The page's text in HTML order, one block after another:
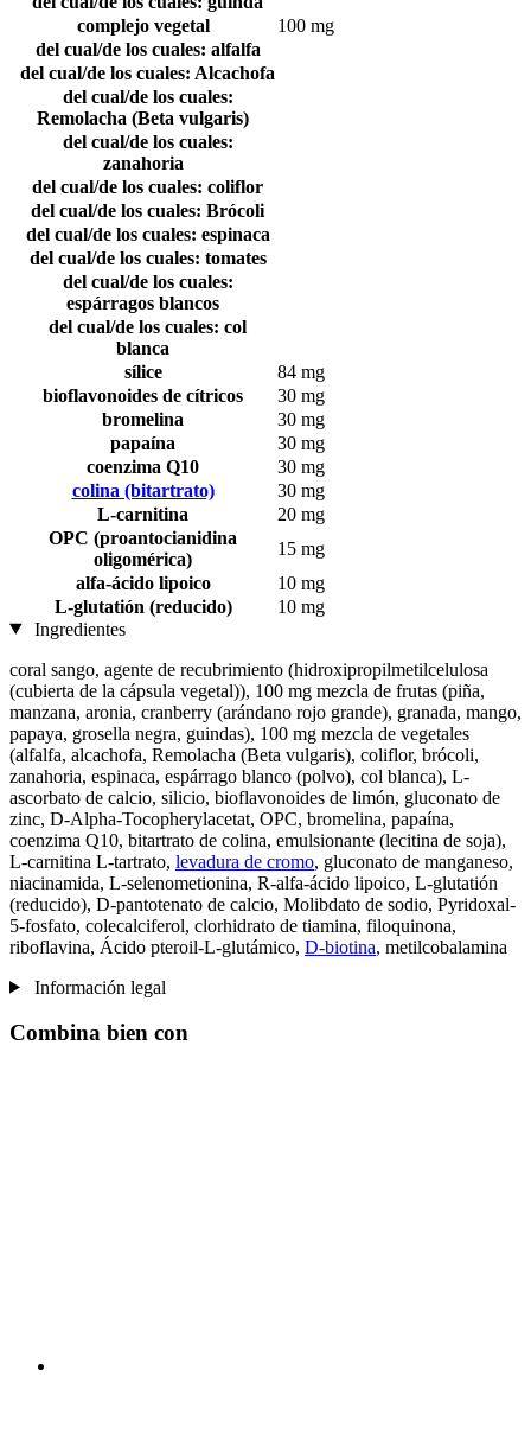
complejo vegetal
100 mg
del cual/de los cuales: alfalfa
del cual/de los cuales: Alcachofa
del cual/de los cuales:
Remolacha (Beta vulgaris)
del cual/de los cuales:
zanahoria
del cual/de los cuales: coliflor
del cual/de los cuales: Brócoli
del cual/de los cuales: espinaca
del cual/de los cuales: tomates
del cual/de los cuales:
espárragos blancos
del cual/de los cuales: col
blanca
sílice
84 mg
bioflavonoides de cítricos
30 mg
bromelina
30 mg
papaína
30 mg
coenzima Q10
30 mg
colina (bitartrato)
30 mg
L-carnitina
20 mg
OPC (proantocianidina
oligomérica)
15 mg
alfa-ácido lipoico
10 mg
L-glutatión (reducido)
10 mg
Ingredientes
coral sango, agente de recubrimiento (hidroxipropilmetilcelulosa
(cubierta de la cápsula vegetal)), 100 mg mezcla de frutas (piña,
manzana, aronia, cranberry (arándano rojo grande), granada, mango,
papaya, grosella negra, guindas), 100 mg mezcla de vegetales
(alfalfa, alcachofa, Remolacha (Beta vulgaris), coliflor, brócoli,
zanahoria, espinaca, espárrago blanco (polvo), col blanca), L-
ascorbato de calcio, silicio, bioflavonoides de limón, gluconato de
zinc, D-Alpha-Tocopherylacetat, OPC, bromelina, papaína,
coenzima Q10, bitartrato de colina, emulsionante (lecitina de soja),
L-carnitina L-tartrato, levadura de cromo, gluconato de manganeso,
niacinamida, L-selenometionina, R-alfa-ácido lipoico, L-glutatión
(reducido), D-pantotenato de calcio, Molibdato de sodio, Pyridoxal-
5-fosfato, colecalciferol, clorhidrato de tiamina, filoquinona,
riboflavina, Ácido pteroil-L-glutámico, D-biotina, metilcobalamina
Información legal
Combina bien con